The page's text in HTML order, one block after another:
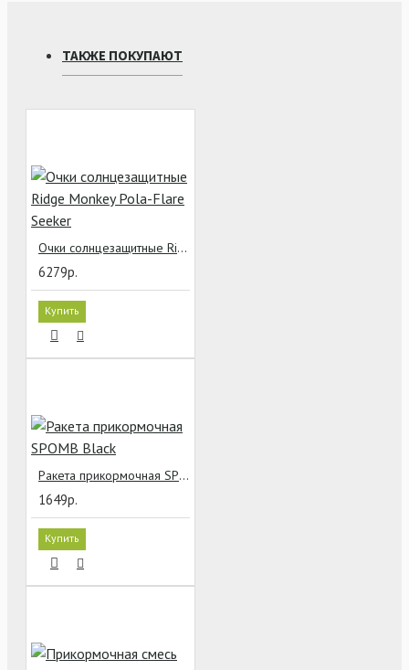
ТАКЖЕ ПОКУПАЮТ
Очки солнцезащитные Ridge Monkey Pola-Flare Seeker
6279р.
Купить
Ракета прикормочная SPOMB Black
1649р.
Купить